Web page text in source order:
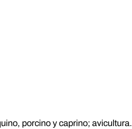
porcino y caprino; avicultura.